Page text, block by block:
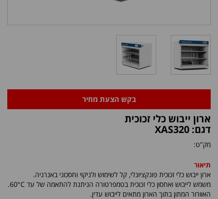
בקש הצעת מחיר
ארון ייבוש כלי זכוכית
דגם: XAS320
מק"ט:
תיאור
ארון ייבוש כלי זכוכית פונקציונלי, קל לשימוש ולניקוי וחסכוני באנרגיה.
משמש לייבוש ואחסון כלי זכוכית בטמפרטורה הניתנת להתאמה של עד 60°C
.
האוורור המתון בתוך הארון מתאים לייבוש עדין.